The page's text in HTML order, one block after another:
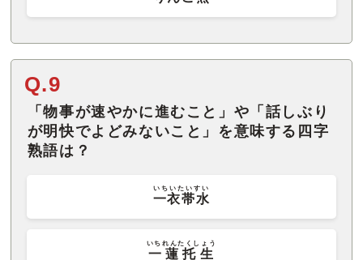
Q.9
「物事が速やかに進むこと」や「話しぶり
が明快でよどみないこと」を意味する四字
熟語は？
一衣帯水
いちいたいすい
一蓮托生
いちれんたくしょう